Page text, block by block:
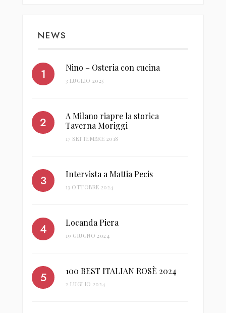
NEWS
Nino – Osteria con cucina
3 LUGLIO 2025
A Milano riapre la storica
Taverna Moriggi
17 SETTEMBRE 2018
Intervista a Mattia Pecis
13 OTTOBRE 2024
Locanda Piera
19 GIUGNO 2024
100 BEST ITALIAN ROSÈ 2024
2 LUGLIO 2024